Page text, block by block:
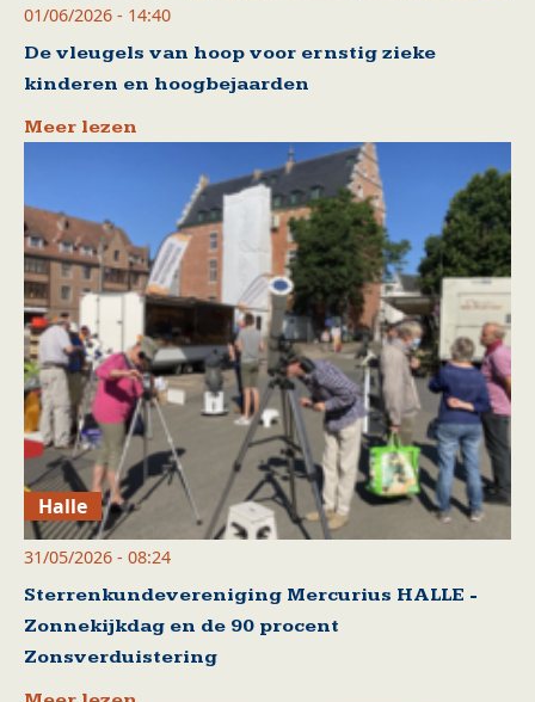
01/06/2026 - 14:40
De vleugels van hoop voor ernstig zieke
kinderen en hoogbejaarden
Meer lezen
Halle
31/05/2026 - 08:24
Sterrenkundevereniging Mercurius HALLE -
Zonnekijkdag en de 90 procent
Zonsverduistering